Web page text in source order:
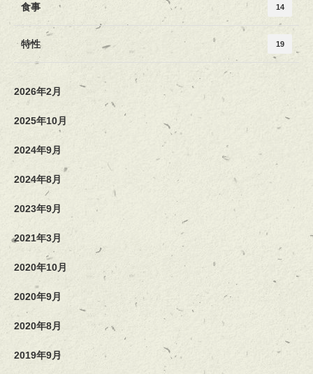
食事 14
特性 19
2026年2月
2025年10月
2024年9月
2024年8月
2023年9月
2021年3月
2020年10月
2020年9月
2020年8月
2019年9月